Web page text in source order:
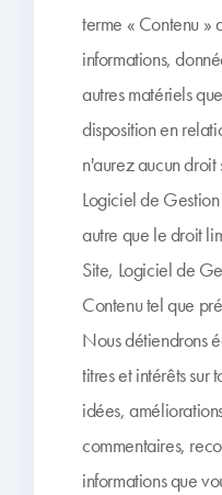
terme « Contenu »
informations,
autres matériels
disposition en
n'aurez aucun
Logiciel de
autre que le droit
Site, Logiciel de
Contenu tel que
Nous détiendrons
titres et intérêts sur
idées,
commentaires,
informations que